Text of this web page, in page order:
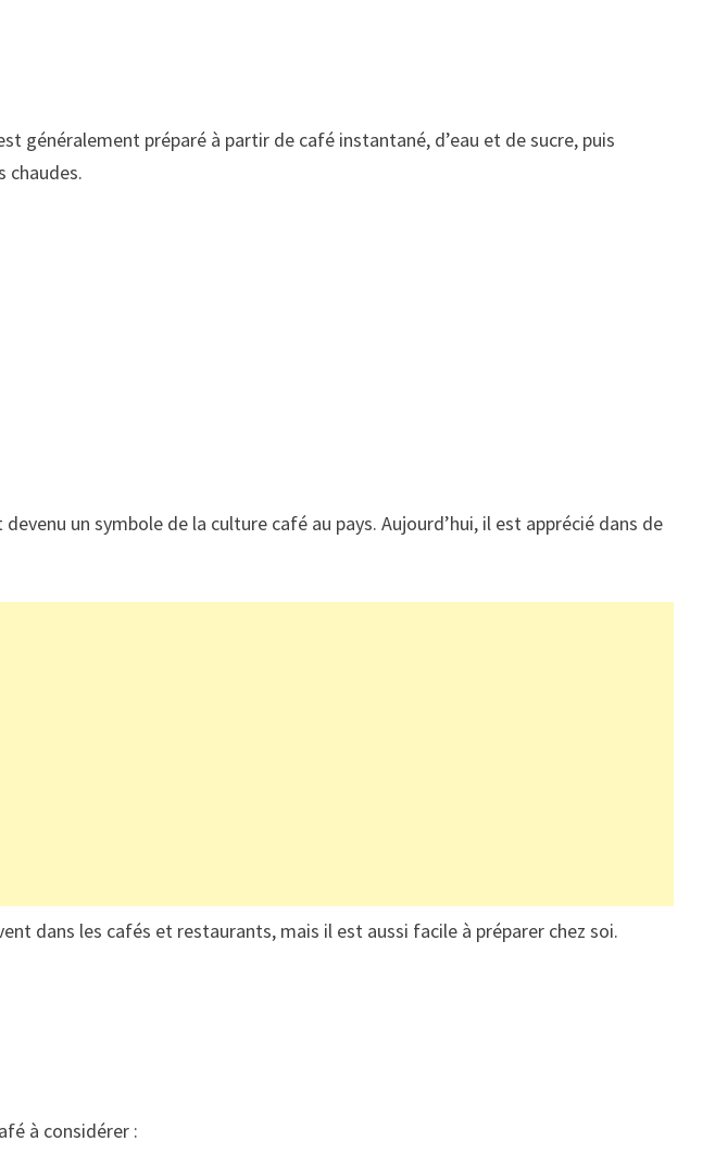
généralement préparé à partir de café instantané, d’eau et de sucre, puis
chaudes.
un symbole de la culture café au pays. Aujourd’hui, il est apprécié dans de
dans les cafés et restaurants, mais il est aussi facile à préparer chez soi.
à considérer :